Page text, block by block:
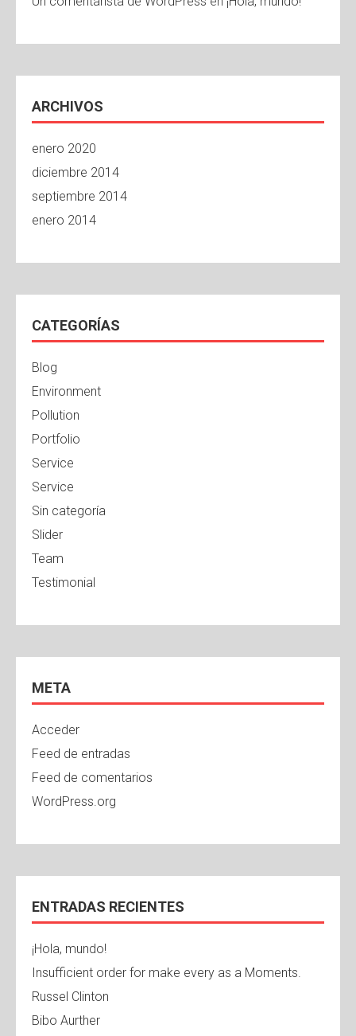
ARCHIVOS
enero 2020
diciembre 2014
septiembre 2014
enero 2014
CATEGORÍAS
Blog
Environment
Pollution
Portfolio
Service
Service
Sin categoría
Slider
Team
Testimonial
META
Acceder
Feed de entradas
Feed de comentarios
WordPress.org
ENTRADAS RECIENTES
¡Hola, mundo!
Insufficient order for make every as a Moments.
Russel Clinton
Bibo Aurther